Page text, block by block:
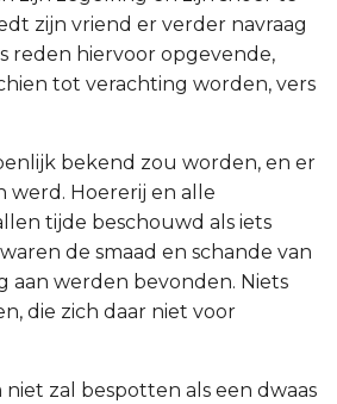
zijn vriend er verder navraag
reden hiervoor opgevende,
tot verachting worden, vers
bekend zou worden, en er
werd. Hoererij en alle
tijde beschouwd als iets
de smaad en schande van
aan werden bevonden. Niets
die zich daar niet voor
zal bespotten als een dwaas